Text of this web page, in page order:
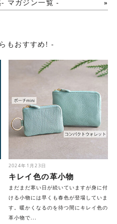
- マガジン一覧 -
もおすすめ! -
2024年1月23日
キレイ色の革小物
まだまだ寒い日が続いていますが身に付
ける小物には早くも春色が登場していま
す。暖かくなるのを待つ間にキレイ色の
革小物で...